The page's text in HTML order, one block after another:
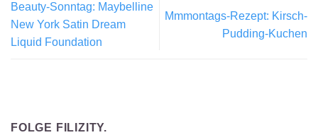
Beauty-Sonntag: Maybelline
New York Satin Dream
Liquid Foundation
Mmmontags-Rezept: Kirsch-
Pudding-Kuchen
FOLGE FILIZITY.